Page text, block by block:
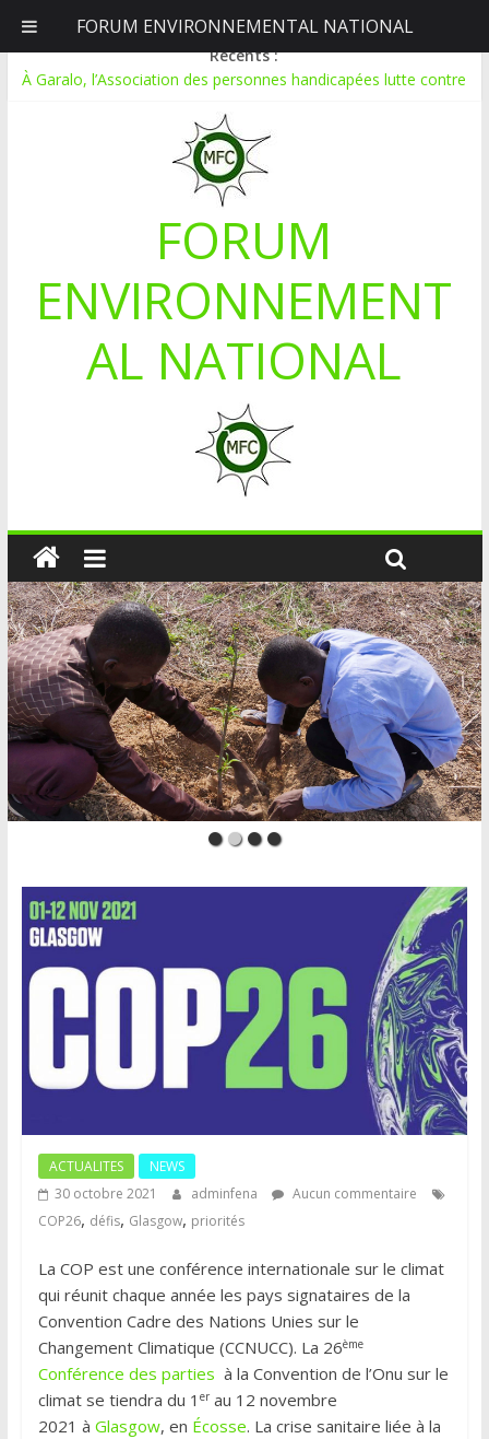
dimanche, août 9, 2026
Récents :
À Garalo, l’Association des personnes handicapées lutte contre
APPEL A CANDIDATURE POUR UN STAGE EN
Le blogging au service de l’écologie : Benbere montre la voie
Inondations : le Mali déclare l’état de catastrophe nationale
Mali-Folkecenter Nyetaa initie 20 jeunes à la protection de
FORUM
ENVIRONNEMENT
AL NATIONAL
ACTUALITES
NEWS
30 octobre 2021
adminfena
Aucun commentaire
COP26, défis, Glasgow, priorités
La COP est une conférence internationale sur le climat
qui réunit chaque année les pays signataires de la
Convention Cadre des Nations Unies sur le
Changement Climatique (CCNUCC). La 26ème
Conférence des parties à la Convention de l’Onu sur le
climat se tiendra du 1 erau 12 novembre
2021 à Glasgow, en Écosse. La crise sanitaire liée à la
FORUM ENVIRONNEMENTAL NATIONAL